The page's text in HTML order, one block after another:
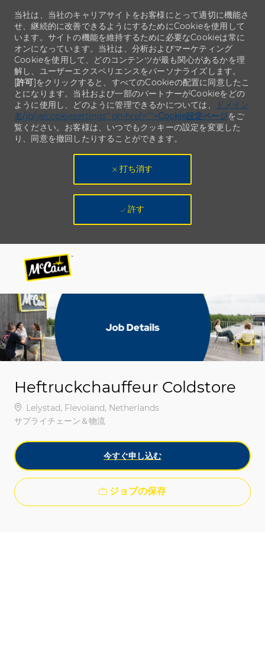
-
-
当社は、当社のキャリアサイトをお客様にとって適切に機能さ
せ、継続的に改善できるようにするためにCookieを使用して
います。サイトの機能を維持するために必要なCookieは常に
オンになっています。当社は、分析およびマーケティング
Cookieを使用して、どのコンテンツが最も関心があるかを理
解し、ユーザーエクスペリエンスをパーソナライズします。
[許可]をクリックすると、すべてのCookieの配置に同意したこ
とになります。当社および一部のパートナーがCookieをどの
ように使用し、どのように管理できるかについては、
ドメイン
名/jp/ja/cookiesettings" ph-href="">Cookie設定ページをご
覧ください。お客様は、いつでもクッキーの設定を変更した
り、同意を撤回したりすることができます。
打ち消す
許す
Heftruckchauffeur Coldstore
場所Lelystad, Flevoland, Netherlands
カテゴリ
サプライチェーン＆物流
今すぐ申し込む
ジョブの保存